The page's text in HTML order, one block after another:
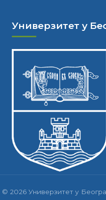
Универзитет у
© 2026 Универзитет у